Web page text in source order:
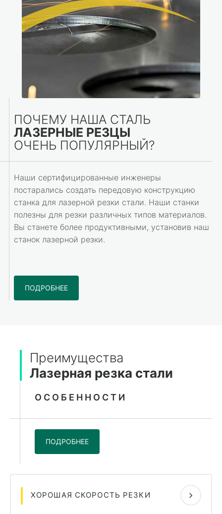
ПОЧЕМУ НАША СТАЛЬ
ЛАЗЕРНЫЕ РЕЗЦЫ
ОЧЕНЬ ПОПУЛЯРНЫЙ?
Наши сертифицированные инженеры
постарались создать передовую конструкцию
станка для лазерной резки стали. Наши станки
полезны для резки различных типов материалов.
Вы станете более продуктивными, установив наш
станок лазерной резки.
ПОДРОБНЕЕ
Преимущества
Лазерная резка стали
ОСОБЕННОСТИ
ПОДРОБНЕЕ
ХОРОШАЯ СКОРОСТЬ РЕЗКИ